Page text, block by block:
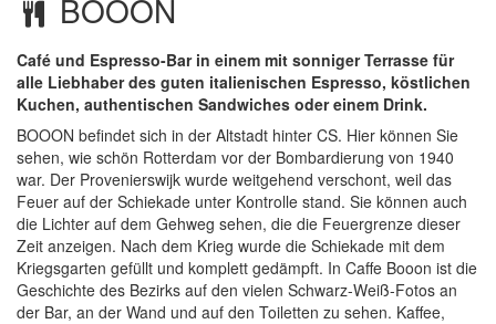
BOOON
Café und Espresso-Bar in einem mit sonniger Terrasse für
alle Liebhaber des guten italienischen Espresso, köstlichen
Kuchen, authentischen Sandwiches oder einem Drink.
BOOON befindet sich in der Altstadt hinter CS. Hier können Sie
sehen, wie schön Rotterdam vor der Bombardierung von 1940
war. Der Provenierswijk wurde weitgehend verschont, weil das
Feuer auf der Schiekade unter Kontrolle stand. Sie können auch
die Lichter auf dem Gehweg sehen, die die Feuergrenze dieser
Zeit anzeigen. Nach dem Krieg wurde die Schiekade mit dem
Kriegsgarten gefüllt und komplett gedämpft. In Caffe Booon ist die
Geschichte des Bezirks auf den vielen Schwarz-Weiß-Fotos an
der Bar, an der Wand und auf den Toiletten zu sehen. Kaffee,